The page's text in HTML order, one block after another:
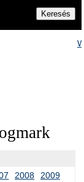
2008
2009